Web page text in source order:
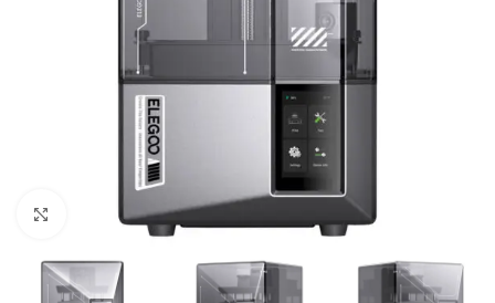
Noklikšķiniet, lai palielinātu